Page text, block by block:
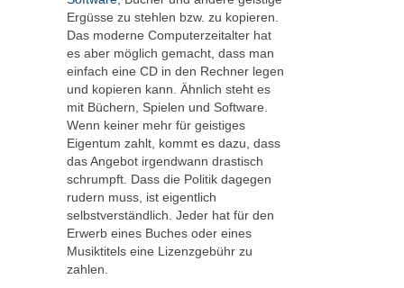
Ergüsse zu stehlen bzw. zu kopieren.
Das moderne Computerzeitalter hat
es aber möglich gemacht, dass man
einfach eine CD in den Rechner legen
und kopieren kann. Ähnlich steht es
mit Büchern, Spielen und Software.
Wenn keiner mehr für geistiges
Eigentum zahlt, kommt es dazu, dass
das Angebot irgendwann drastisch
schrumpft. Dass die Politik dagegen
rudern muss, ist eigentlich
selbstverständlich. Jeder hat für den
Erwerb eines Buches oder eines
Musiktitels eine Lizenzgebühr zu
zahlen.